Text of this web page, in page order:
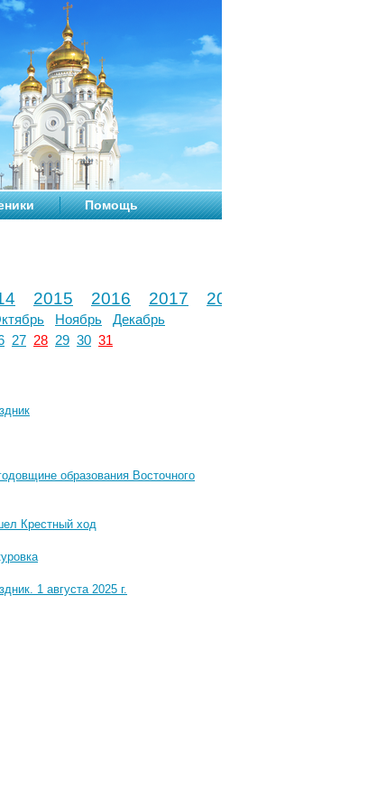
Помощь
2015 2016 2017 2018
Ноябрь
Декабрь
27 28 29 30 31
образования Восточного
Крестный ход
1 августа 2025 г.